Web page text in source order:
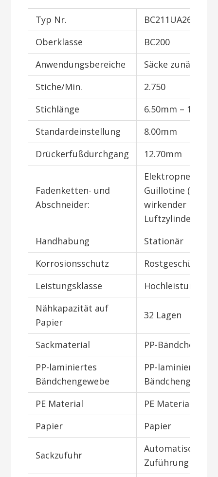
Typ Nr.
BC211UA26-1M
Oberklasse
BC200
Anwendungsbereiche
Säcke zunähen
Stiche/Min.
2.750
Stichlänge
6.50mm –
Standardeinstellung
8.00mm
Drückerfußdurchgang
12.70mm
Fadenketten- und
Abschneider:
Guillotine
wirkender
Luftzylinder)
Handhabung
Stationär
Korrosionsschutz
Rostgeschützt
Leistungsklasse
Hochleistung
Nähkapazität auf
Papier
32 Lagen
Sackmaterial
PP-
PP-laminiertes
Bändchengewebe
PP-laminiertes
Bändchengewebe
PE Material
PE Material
Papier
Papier
Sackzufuhr
Automatische
Zuführung